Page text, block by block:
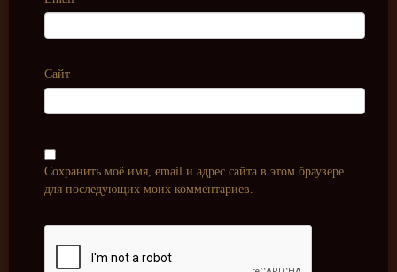
Сайт
Сохранить моё имя, email и адрес сайта в этом браузере
для последующих моих комментариев.